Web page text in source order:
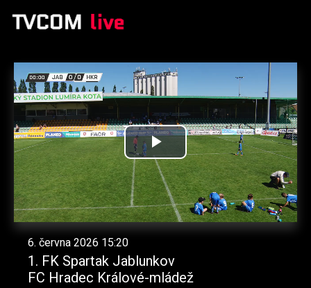
Přehrát
video
6. června 2026 15:20
1. FK Spartak Jablunkov
FC Hradec Králové-mládež